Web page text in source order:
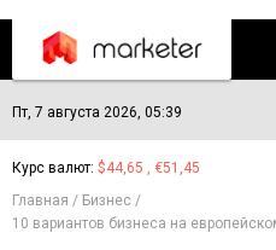
Пт, 7 августа 2026, 05:39
Курс валют: $44,65 , €51,45
Главная
Бизнес
10 вариантов бизнеса на